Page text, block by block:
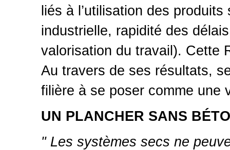
liés à l’utilisation des
industrielle, rapidité des
valorisation du travail). Cette
Au travers de ses résultats,
filière à se poser comme une
UN PLANCHER SANS
" Les systèmes secs ne